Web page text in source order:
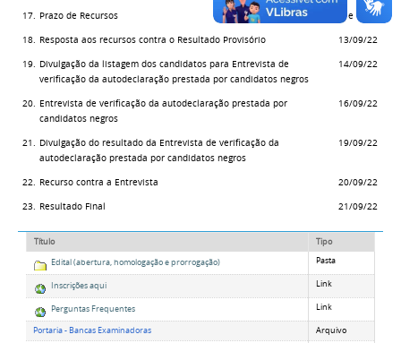
17. Prazo de Recursos 08 e 09/09
18. Resposta aos recursos contra o Resultado Provisório 13/09/22
19. Divulgação da listagem dos candidatos para Entrevista de
verificação da autodeclaração prestada por candidatos negros
14/09/22
20. Entrevista de verificação da autodeclaração prestada por
candidatos negros
16/09/22
21. Divulgação do resultado da Entrevista de verificação da
autodeclaração prestada por candidatos negros
19/09/22
22. Recurso contra a Entrevista 20/09/22
23. Resultado Final 21/09/22
Título
Tipo
Edital (abertura, homologação e prorrogação)
Pasta
Inscrições aqui Link
Perguntas Frequentes Link
Portaria - Bancas Examinadoras
Arquivo